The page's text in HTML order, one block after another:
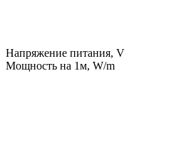
Напряжение питания, V
Мощность на 1м, W/m